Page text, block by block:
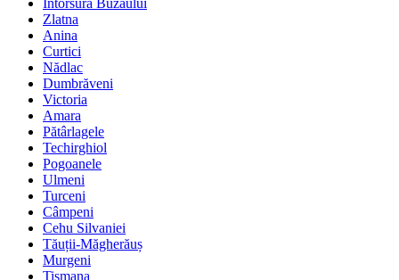
Întorsura Buzăului
Zlatna
Anina
Curtici
Nădlac
Dumbrăveni
Victoria
Amara
Pătârlagele
Techirghiol
Pogoanele
Ulmeni
Turceni
Câmpeni
Cehu Silvaniei
Tăuții-Măgherăuș
Murgeni
Tismana